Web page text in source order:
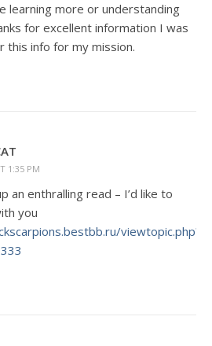
learning more or understanding
for excellent information I was
this info for my mission.
1:35 PM
an enthralling read – I’d like to
you
viewtopic.php?